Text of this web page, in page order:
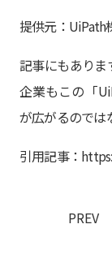
提供元：UiPath
記事にもあり
企業もこの「
が広がるのでは
引用記事：
PREV